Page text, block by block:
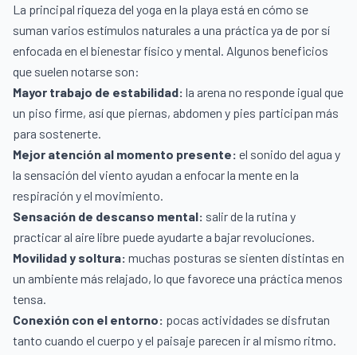
La principal riqueza del yoga en la playa está en cómo se
suman varios estímulos naturales a una práctica ya de por sí
enfocada en el bienestar físico y mental. Algunos beneficios
que suelen notarse son:
Mayor trabajo de estabilidad: la arena no responde igual que
un piso firme, así que piernas, abdomen y pies participan más
para sostenerte.
Mejor atención al momento presente: el sonido del agua y
la sensación del viento ayudan a enfocar la mente en la
respiración y el movimiento.
Sensación de descanso mental: salir de la rutina y
practicar al aire libre puede ayudarte a bajar revoluciones.
Movilidad y soltura: muchas posturas se sienten distintas en
un ambiente más relajado, lo que favorece una práctica menos
tensa.
Conexión con el entorno: pocas actividades se disfrutan
tanto cuando el cuerpo y el paisaje parecen ir al mismo ritmo.